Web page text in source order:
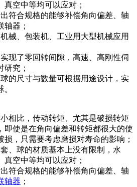
空中等均可以应对；
符合规格的能够补偿角向偏差、轴
轴器；
械、包装机、工业用大型机械应用
现了零回转间隙，高速、高刚性伺
研究；
的尺寸与数量可根据用途设计，实
相比，传动转矩、尤其是破损转矩
即使是在角向偏差和转矩都很大的使
损，只需要考虑磨损对寿命的影响；
、球的材质基本上没有限制，水
空中等均可以应对；
符合规格的能够补偿角向偏差、轴
轴器 ；